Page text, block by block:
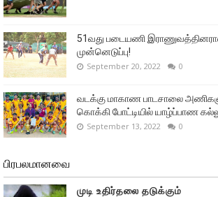
51வது படையணி
முன்னெடுப்பு!
September 20, 2022 0
வடக்கு மாகாண பாடசாலை
கொக்கி போட்டியில் யாழ்ப்பாண
September 13, 2022 0
பிரபலமானவை
முடி உதிர்தலை தடுக்கும்